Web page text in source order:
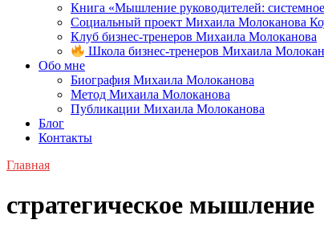
Книга «Мышление руководителей:
Социальный проект Михаила Молоканова
Клуб бизнес-тренеров Михаила Молоканова
Школа бизнес-тренеров Михаила
Обо мне
Биография Михаила Молоканова
Метод Михаила Молоканова
Публикации Михаила Молоканова
Блог
Контакты
Главная
стратегическое мышление